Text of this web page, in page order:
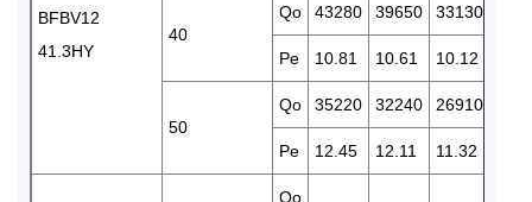
BFBV12
41.3HY
40
Qo 43280 39650 33130
Pe 10.81 10.61 10.12
50
Qo 35220 32240 26910
Pe 12.45 12.11 11.32
Qo